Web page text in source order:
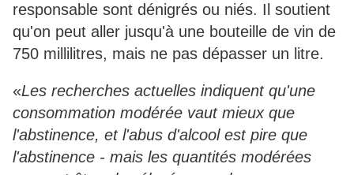
responsable sont dénigrés ou niés. Il soutient
qu'on peut aller jusqu'à une bouteille de vin de
750 millilitres, mais ne pas dépasser un litre.
«Les recherches actuelles indiquent qu'une
consommation modérée vaut mieux que
l'abstinence, et l'abus d'alcool est pire que
l'abstinence - mais les quantités modérées